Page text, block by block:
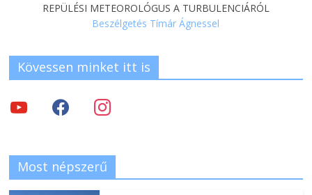
REPÜLÉSI METEOROLÓGUS A TURBULENCIÁRÓL
Beszélgetés Tímár Ágnessel
Kövessen minket itt is
Most népszerű